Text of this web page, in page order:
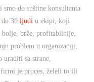
smo do suštine konsultanta
do 30 ljudi u ekipi, koji
bolje, brže, profitabilnije,
problem u organizaciji,
sa strane,
firmi je proces, želeli to ili